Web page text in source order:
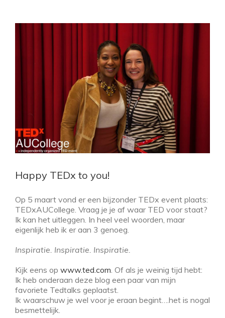
Happy TEDx to you!
Op 5 maart vond er een bijzonder TEDx event plaats:
TEDxAUCollege. Vraag je je af waar TED voor staat?
Ik kan het uitleggen. In heel veel woorden, maar
eigenlijk heb ik er aan 3 genoeg.
Inspiratie. Inspiratie. Inspiratie.
Kijk eens op www.ted.com . Of als je weinig tijd hebt:
Ik heb onderaan deze blog een paar van mijn
favoriete Tedtalks geplaatst.
Ik waarschuw je wel voor je eraan begint….het is nogal
besmettelijk.